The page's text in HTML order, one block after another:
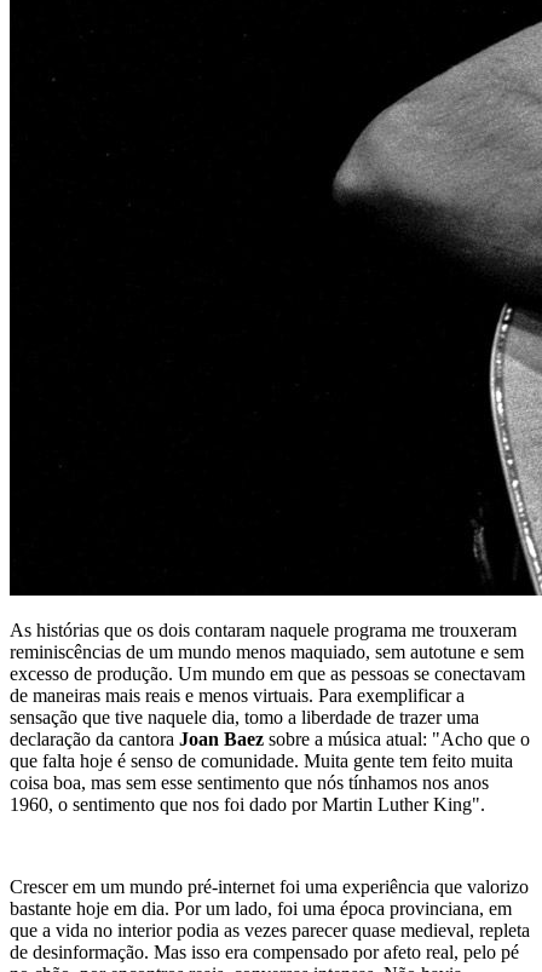
As histórias que os dois contaram naquele programa me trouxeram
reminiscências de um mundo menos maquiado, sem autotune e sem
excesso de produção. Um mundo em que as pessoas se conectavam
de maneiras mais reais e menos virtuais. Para exemplificar a
sensação que tive naquele dia, tomo a liberdade de trazer uma
declaração da cantora Joan Baez sobre a música atual: "Acho que o
que falta hoje é senso de comunidade. Muita gente tem feito muita
coisa boa, mas sem esse sentimento que nós tínhamos nos anos
1960, o sentimento que nos foi dado por Martin Luther King".
Crescer em um mundo pré-internet foi uma experiência que valorizo
bastante hoje em dia. Por um lado, foi uma época provinciana, em
que a vida no interior podia as vezes parecer quase medieval, repleta
de desinformação. Mas isso era compensado por afeto real, pelo pé